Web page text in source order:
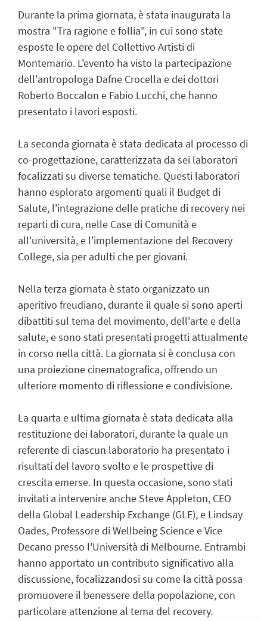
Durante la prima giornata, è stata inaugurata la
mostra "Tra ragione e follia", in cui sono state
esposte le opere del Collettivo Artisti di
Montemario. L'evento ha visto la partecipazione
dell'antropologa Dafne Crocella e dei dottori
Roberto Boccalon e Fabio Lucchi, che hanno
presentato i lavori esposti.
La seconda giornata è stata dedicata al processo di
co-progettazione, caratterizzata da sei laboratori
focalizzati su diverse tematiche. Questi laboratori
hanno esplorato argomenti quali il Budget di
Salute, l'integrazione delle pratiche di recovery nei
reparti di cura, nelle Case di Comunità e
all'università, e l'implementazione del Recovery
College, sia per adulti che per giovani.
Nella terza giornata è stato organizzato un
aperitivo freudiano, durante il quale si sono aperti
dibattiti sul tema del movimento, dell'arte e della
salute, e sono stati presentati progetti attualmente
in corso nella città. La giornata si è conclusa con
una proiezione cinematografica, offrendo un
ulteriore momento di riflessione e condivisione.
La quarta e ultima giornata è stata dedicata alla
restituzione dei laboratori, durante la quale un
referente di ciascun laboratorio ha presentato i
risultati del lavoro svolto e le prospettive di
crescita emerse. In questa occasione, sono stati
invitati a intervenire anche Steve Appleton, CEO
della Global Leadership Exchange (GLE), e Lindsay
Oades, Professore di Wellbeing Science e Vice
Decano presso l'Università di Melbourne. Entrambi
hanno apportato un contributo significativo alla
discussione, focalizzandosi su come la città possa
promuovere il benessere della popolazione, con
particolare attenzione al tema del recovery.